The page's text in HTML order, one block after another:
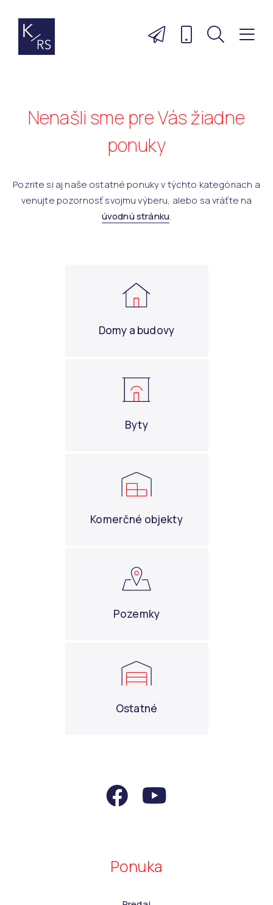
Nenašli sme pre Vás žiadne
ponuky
Pozrite si aj naše ostatné ponuky v týchto kategóriach a
venujte pozornosť svojmu výberu, alebo sa vráťte na
úvodnú stránku.
Domy a budovy
Byty
Komerčné objekty
Pozemky
Ostatné
Ponuka